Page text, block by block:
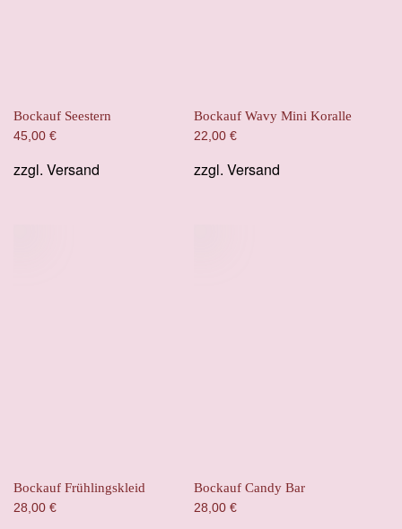
Bockauf Seestern
45,00 €
zzgl. Versand
Bockauf Wavy Mini Koralle
22,00 €
zzgl. Versand
Bockauf Frühlingskleid
28,00 €
Bockauf Candy Bar
28,00 €